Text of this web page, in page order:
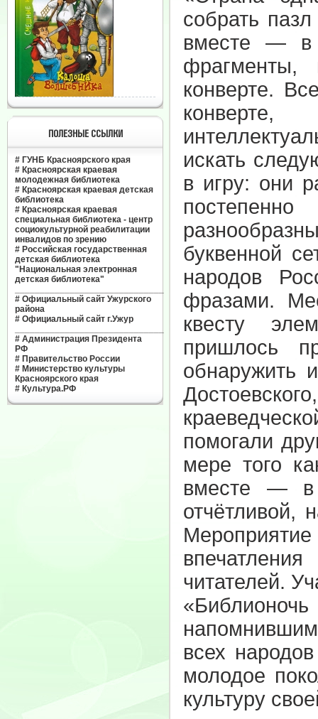
ПОЛЕЗНЫЕ ССЫЛКИ
# ГУНБ Красноярского края
# Красноярская краевая
молодежная библиотека
# Красноярская краевая детская
библиотека
# Красноярская краевая
специальная библиотека - центр
социокультурной реабилитации
инвалидов по зрению
# Российская государственная
детская библиотека
"Национальная электронная
детская библиотека"
# Официальный сайт Ужурского
района
# Официальный сайт г.Ужур
# Администрация Президента
РФ
# Правительство России
# Министерство культуры
Красноярского края
# Культура.РФ
собрать
вместе — в
фрагменты,
конверте.
искать
в игру: они
постепенно
буквенной
народов
фразами.
квесту
пришлось
обнаружить
помогали
мере того
вместе — в
отчётливой,
читателей.
всех
молодое
культуру